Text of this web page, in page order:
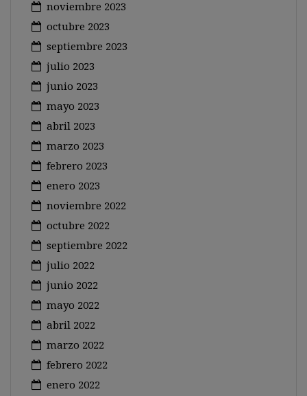
noviembre 2023
octubre 2023
septiembre 2023
julio 2023
junio 2023
mayo 2023
abril 2023
marzo 2023
febrero 2023
enero 2023
noviembre 2022
octubre 2022
septiembre 2022
julio 2022
junio 2022
mayo 2022
abril 2022
marzo 2022
febrero 2022
enero 2022